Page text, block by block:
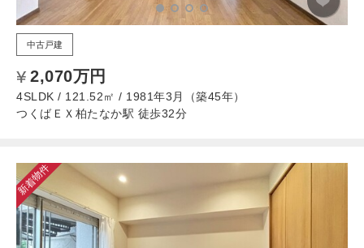
中古戸建
2,070万円
4SLDK / 121.52㎡ / 1981年3月（築45年）
つくばＥＸ柏たなか駅 徒歩32分
新着物件